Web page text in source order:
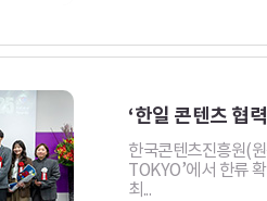
‘한일 콘텐츠 협
한국콘텐츠진흥원(
TOKYO’에서 한류
최...